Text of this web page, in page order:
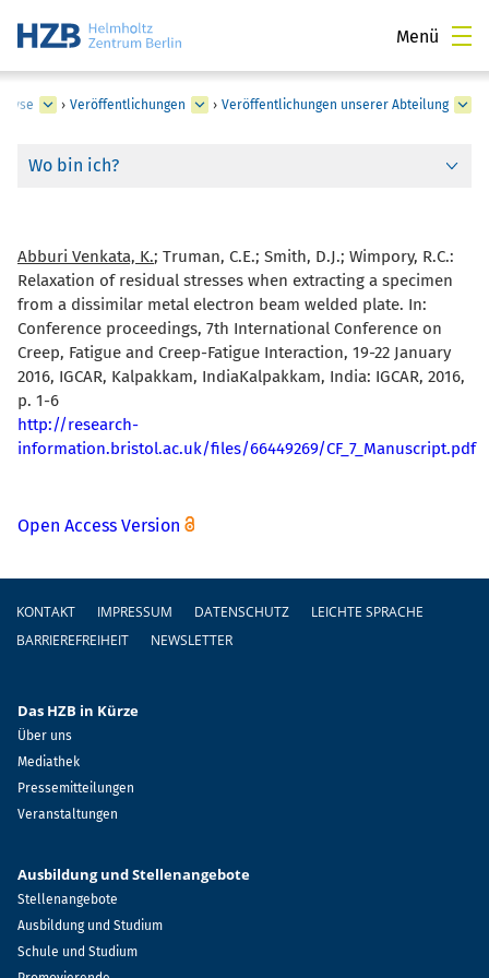
Menü
› Veröffentlichungen › Veröffentlichungen unserer Abteilung
Wo bin ich?
Abburi Venkata, K.; Truman, C.E.; Smith, D.J.; Wimpory, R.C.:
Relaxation of residual stresses when extracting a specimen
from a dissimilar metal electron beam welded plate. In:
Conference proceedings, 7th International Conference on
Creep, Fatigue and Creep-Fatigue Interaction, 19-22 January
2016, IGCAR, Kalpakkam, IndiaKalpakkam, India: IGCAR, 2016,
p. 1-6
http://research-
information.bristol.ac.uk/files/66449269/CF_7_Manuscript.pdf
Open Access Version
Fußzeile
KONTAKT IMPRESSUM DATENSCHUTZ
LEICHTE SPRACHE
BARRIEREFREIHEIT
NEWSLETTER
Das HZB in Kürze
Über uns
Mediathek
Pressemitteilungen
Veranstaltungen
Ausbildung und Stellenangebote
Stellenangebote
Ausbildung und Studium
Schule und Studium